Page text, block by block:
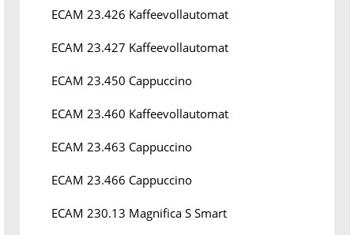
ECAM 23.426 Kaffeevollautomat
ECAM 23.427 Kaffeevollautomat
ECAM 23.450 Cappuccino
ECAM 23.460 Kaffeevollautomat
ECAM 23.463 Cappuccino
ECAM 23.466 Cappuccino
ECAM 230.13 Magnifica S Smart